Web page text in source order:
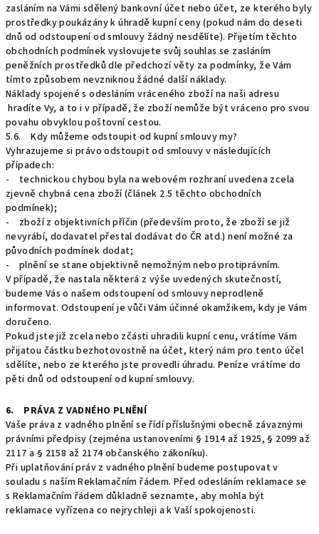
zasláním na Vámi sdělený bankovní účet nebo účet, ze kterého byly
prostředky poukázány k úhradě kupní ceny (pokud nám do deseti
dnů od odstoupení od smlouvy žádný nesdělíte). Přijetím těchto
obchodních podmínek vyslovujete svůj souhlas se zasláním
peněžních prostředků dle předchozí věty za podmínky, že Vám
tímto způsobem nevzniknou žádné další náklady.
Náklady spojené s odesláním vráceného zboží na naši adresu
hradíte Vy, a to i v případě, že zboží nemůže být vráceno pro svou
povahu obvyklou poštovní cestou.
5.6. Kdy můžeme odstoupit od kupní smlouvy my?
Vyhrazujeme si právo odstoupit od smlouvy v následujících
případech:
- technickou chybou byla na webovém rozhraní uvedena zcela
zjevně chybná cena zboží (článek 2.5 těchto obchodních
podmínek);
- zboží z objektivních příčin (především proto, že zboží se již
nevyrábí, dodavatel přestal dodávat do ČR atd.) není možné za
původních podmínek dodat;
- plnění se stane objektivně nemožným nebo protiprávním.
V případě, že nastala některá z výše uvedených skutečností,
budeme Vás o našem odstoupení od smlouvy neprodleně
informovat. Odstoupení je vůči Vám účinné okamžikem, kdy je Vám
doručeno.
Pokud jste již zcela nebo zčásti uhradili kupní cenu, vrátíme Vám
přijatou částku bezhotovostně na účet, který nám pro tento účel
sdělíte, nebo ze kterého jste provedli úhradu. Peníze vrátíme do
pěti dnů od odstoupení od kupní smlouvy.
6. PRÁVA Z VADNÉHO PLNĚNÍ
Vaše práva z vadného plnění se řídí příslušnými obecně závaznými
právními předpisy (zejména ustanoveními § 1914 až 1925, § 2099 až
2117 a § 2158 až 2174 občanského zákoníku).
Při uplatňování práv z vadného plnění budeme postupovat v
souladu s naším Reklamačním řádem. Před odesláním reklamace se
s Reklamačním řádem důkladně seznamte, aby mohla být
reklamace vyřízena co nejrychleji a k Vaší spokojenosti.